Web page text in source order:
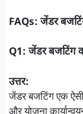
FAQs: जेंडर
Q1: जेंडर बजटिंग
उत्तर:
जेंडर बजटिंग एक ऐसी